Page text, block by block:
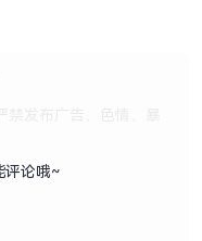
评论哦~